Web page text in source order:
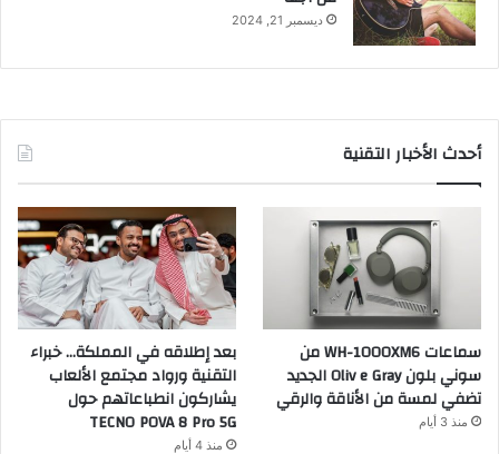
ديسمبر 21, 2024
أحدث الأخبار التقنية
سماعات WH-1000XM6 من
سوني بلون Oliv e Gray الجديد
تضفي لمسة من الأناقة والرقي
منذ 3 أيام
بعد إطلاقه في المملكة… خبراء
التقنية ورواد مجتمع الألعاب
يشاركون انطباعاتهم حول
TECNO POVA 8 Pro 5G
منذ 4 أيام